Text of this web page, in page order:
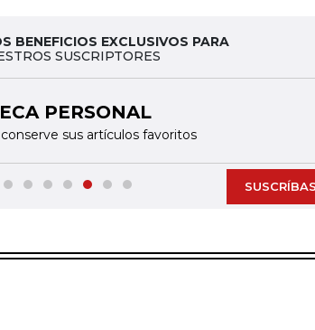
BENEFICIOS EXCLUSIVOS PARA
SUSCRIPTORES
PERSONAL
sus artículos favoritos